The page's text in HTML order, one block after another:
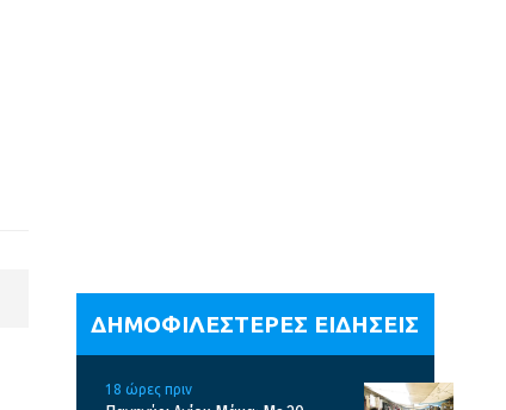
ΔΗΜΟΦΙΛΕΣΤΕΡΕΣ ΕΙΔΗΣΕΙΣ
18 ώρες πριν